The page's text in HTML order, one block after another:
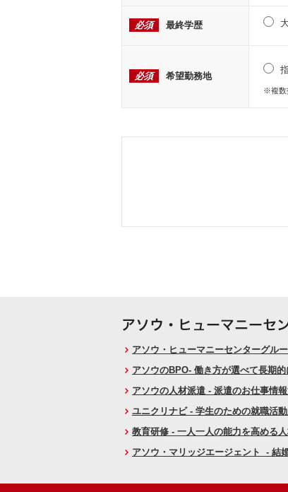
必須 最終学歴
必須 希望勤務地
※複数
アソウ・ヒューマニーセンターグル
アソウのBPO- 働き方が選べて長期
アソウの人材派遣 - 派遣のお仕事情
ユニクリナビ - 学生のための就職活
教育研修 - 一人一人の能力を高める
アソウ・マリッジエージェント - 結